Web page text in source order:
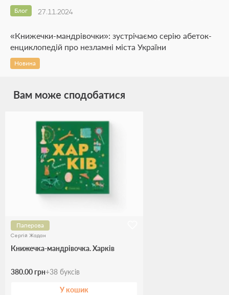
27.11.2024
Блог
«Книжечки-мандрівочки»: зустрічаємо серію абеток-
енциклопедій про незламні міста України
Новина
Вам може сподобатися
Паперова
Сергiй Жадан
Книжечка-мандрівочка. Харків
380.00 грн+38 буксів
У кошик